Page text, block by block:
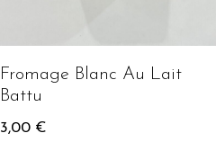
Fromage Blanc Au Lait
Battu
3,00 €